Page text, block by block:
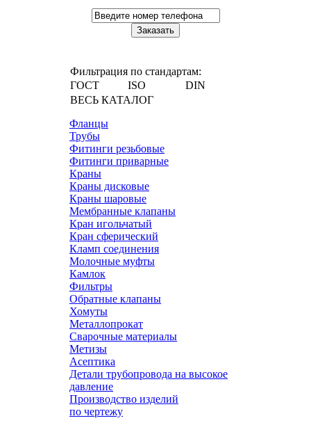
Фильтрация по стандартам:
ГОСТ
ISO
DIN
ВЕСЬ КАТАЛОГ
Фланцы
Трубы
Фитинги резьбовые
Фитинги приварные
Краны
Краны дисковые
Краны шаровые
Мембранные клапаны
Кран игольчатый
Кран сферический
Кламп соединения
Молочные муфты
Камлок
Фильтры
Обратные клапаны
Хомуты
Металлопрокат
Сварочные материалы
Метизы
Асептика
Детали трубопровода на высокое
давление
Производство изделий
по чертежу